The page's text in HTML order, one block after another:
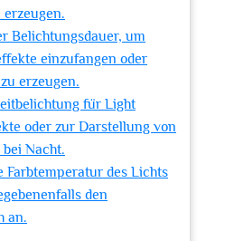
Belichtungsdauer, um
einzufangen oder
erzeugen.
für Light
oder zur Darstellung von
Nacht.
Farbtemperatur des Lichts
den
an.